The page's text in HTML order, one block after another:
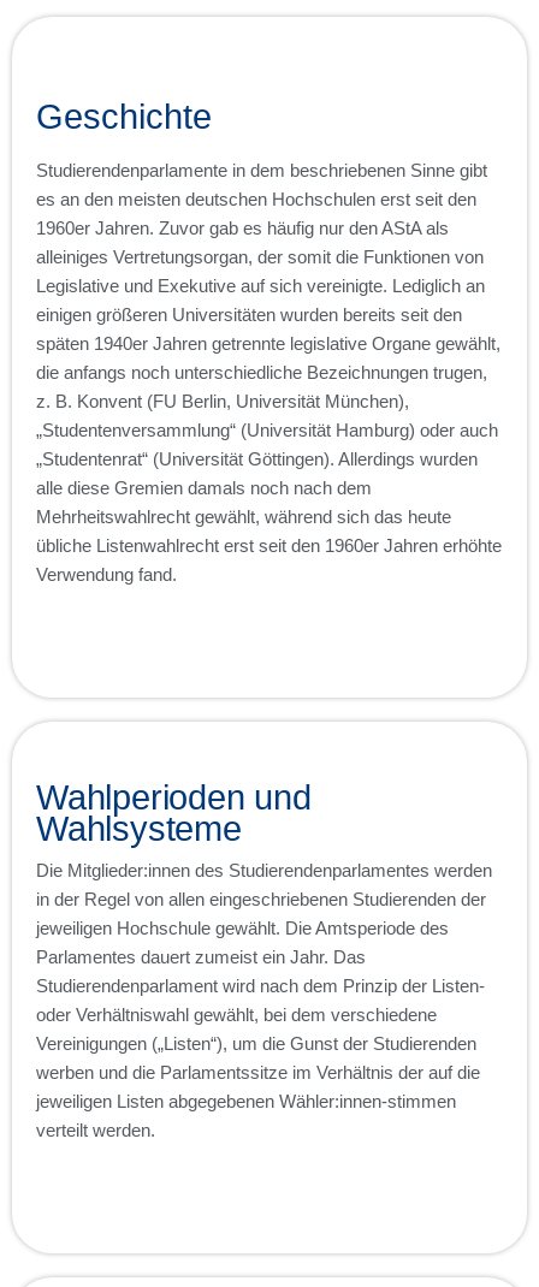
Geschichte
Studierendenparlamente in dem beschriebenen Sinne gibt
es an den meisten deutschen Hochschulen erst seit den
1960er Jahren. Zuvor gab es häufig nur den AStA als
alleiniges Vertretungsorgan, der somit die Funktionen von
Legislative und Exekutive auf sich vereinigte. Lediglich an
einigen größeren Universitäten wurden bereits seit den
späten 1940er Jahren getrennte legislative Organe gewählt,
die anfangs noch unterschiedliche Bezeichnungen trugen,
z. B. Konvent (FU Berlin, Universität München),
„Studentenversammlung“ (Universität Hamburg) oder auch
„Studentenrat“ (Universität Göttingen). Allerdings wurden
alle diese Gremien damals noch nach dem
Mehrheitswahlrecht gewählt, während sich das heute
übliche Listenwahlrecht erst seit den 1960er Jahren erhöhte
Verwendung fand.
Wahlperioden und
Wahlsysteme
Die Mitglieder:innen des Studierendenparlamentes werden
in der Regel von allen eingeschriebenen Studierenden der
jeweiligen Hochschule gewählt. Die Amtsperiode des
Parlamentes dauert zumeist ein Jahr. Das
Studierendenparlament wird nach dem Prinzip der Listen-
oder Verhältniswahl gewählt, bei dem verschiedene
Vereinigungen („Listen“), um die Gunst der Studierenden
werben und die Parlamentssitze im Verhältnis der auf die
jeweiligen Listen abgegebenen Wähler:innen-stimmen
verteilt werden.